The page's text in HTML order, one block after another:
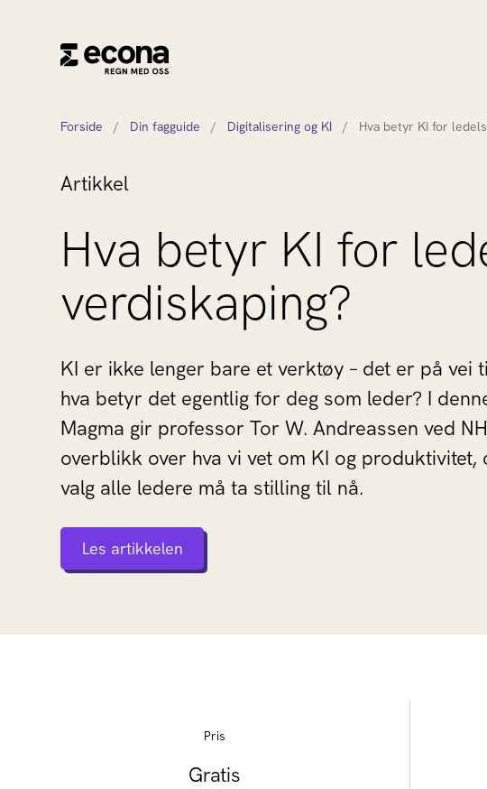
Forside / Din fagguide / Digitalisering og KI / Hva betyr KI for
Artikkel
Hva betyr KI for
verdiskaping?
KI er ikke lenger bare et verktøy – det er på vei
hva betyr det egentlig for deg som leder? I
Magma gir professor Tor W. Andreassen ved
overblikk over hva vi vet om KI og
valg alle ledere må ta stilling til nå.
Les artikkelen
Pris
Gratis